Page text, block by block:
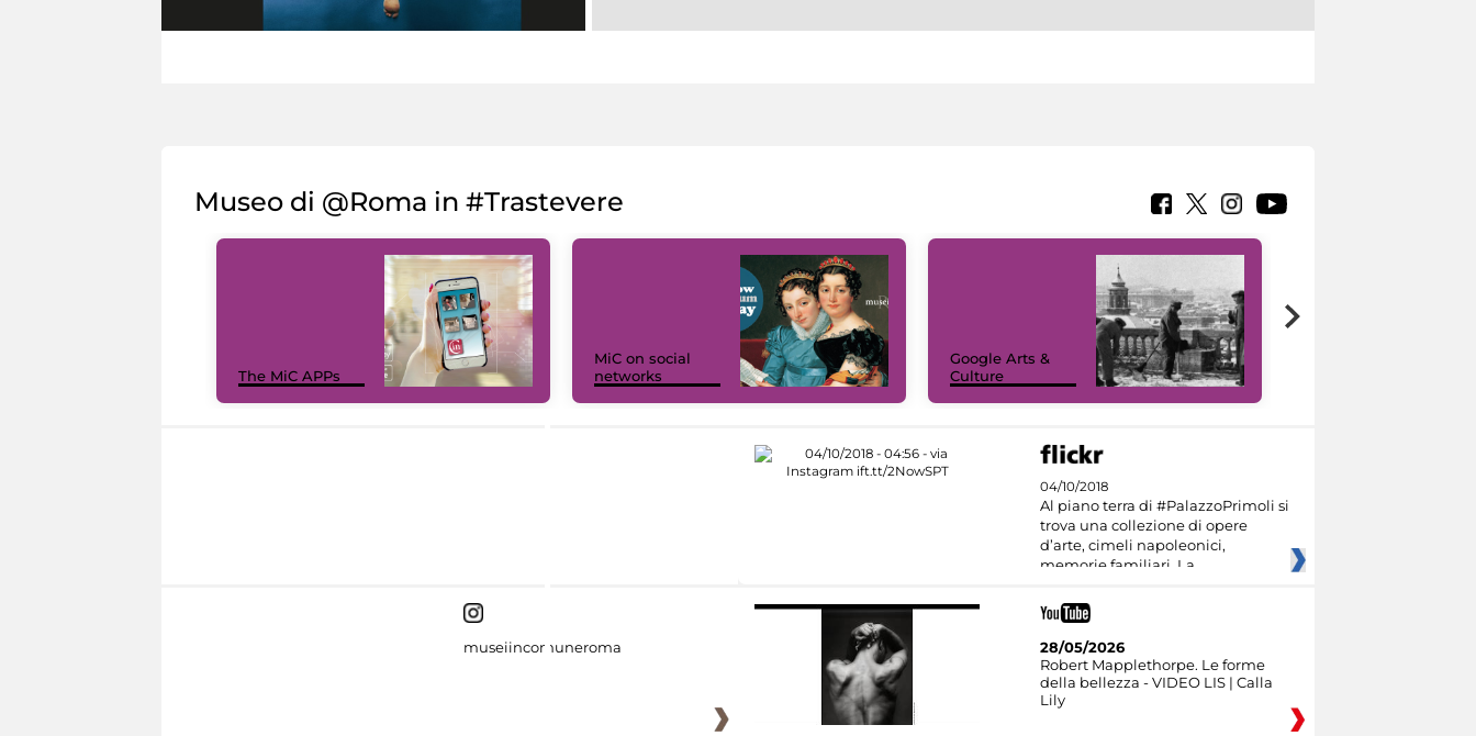
Museo di @Roma in #Trastevere
The MiC APPs
MiC on social
networks
Google Arts &
Culture
04/10/2018
Al piano terra di #PalazzoPrimoli si
trova una collezione di opere
d’arte, cimeli napoleonici,
memorie familiari. La
museiincomuneroma
28/05/2026
Robert Mapplethorpe. Le forme
della bellezza - VIDEO LIS | Calla
Lily